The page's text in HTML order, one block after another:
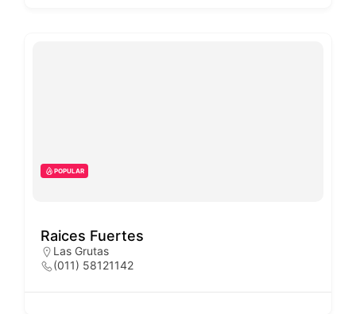
POPULAR
Raices Fuertes
Las Grutas
(011) 58121142